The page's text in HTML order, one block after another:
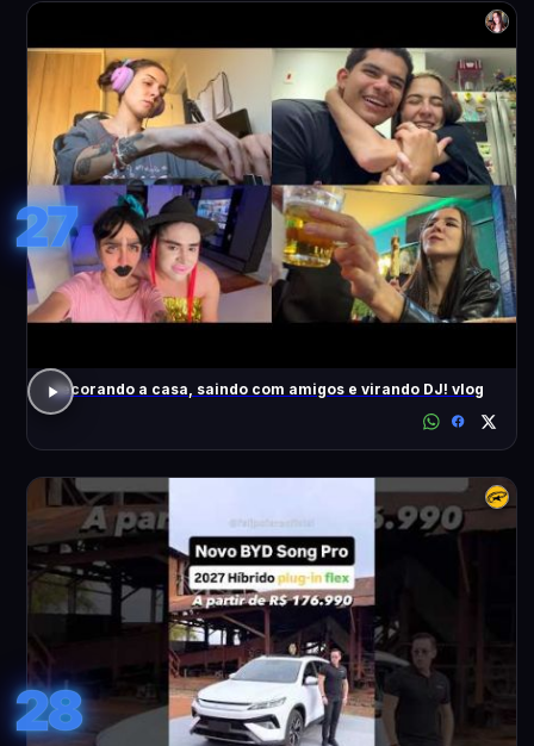
27
decorando a casa, saindo com amigos e virando DJ! vlog
28